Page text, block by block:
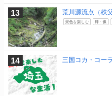
荒川源流点（秩
景色を楽しむ 碑・像
三国コカ・コー